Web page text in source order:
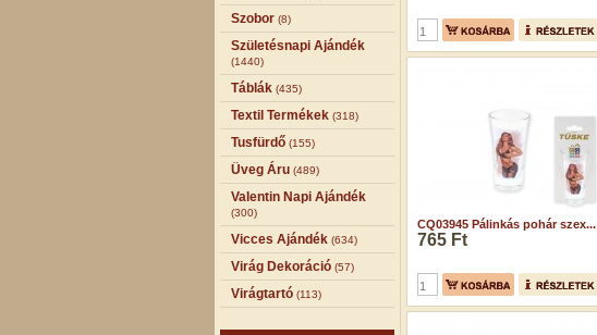
Szobor (8)
Születésnapi Ajándék
(1440)
Táblák (435)
Textil Termékek (318)
Tusfürdő (155)
Üveg Áru (489)
Valentin Napi Ajándék
(300)
Vicces Ajándék (634)
Virág Dekoráció (57)
Virágtartó (113)
CQ03945 Pálinkás pohár szex...
765 Ft